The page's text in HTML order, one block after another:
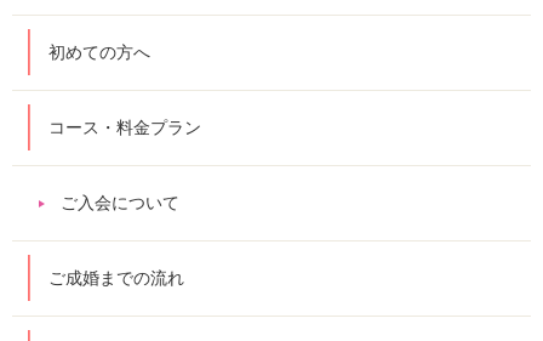
初めての方へ
コース・料金プラン
ご入会について
ご成婚までの流れ